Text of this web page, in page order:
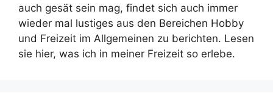
auch gesät sein mag, findet sich auch immer
wieder mal lustiges aus den Bereichen Hobby
und Freizeit im Allgemeinen zu berichten. Lesen
sie hier, was ich in meiner Freizeit so erlebe.